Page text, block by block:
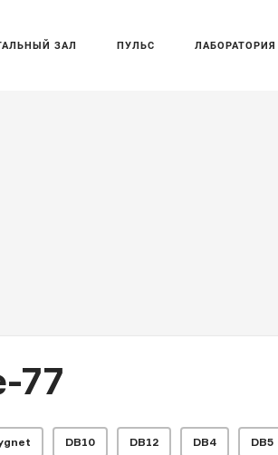
ЗАЛ ПУЛЬС ЛАБОРАТОРИЯ
77
DB10 DB12 DB4 DB5